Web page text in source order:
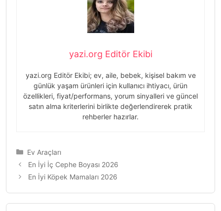
yazi.org Editör Ekibi
yazi.org Editör Ekibi; ev, aile, bebek, kişisel bakım ve
günlük yaşam ürünleri için kullanıcı ihtiyacı, ürün
özellikleri, fiyat/performans, yorum sinyalleri ve güncel
satın alma kriterlerini birlikte değerlendirerek pratik
rehberler hazırlar.
Kategoriler
Ev Araçları
Yazı
dolaşımı
En İyi İç Cephe Boyası 2026
En İyi Köpek Mamaları 2026